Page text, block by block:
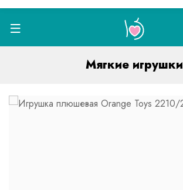
Мягкие игрушки